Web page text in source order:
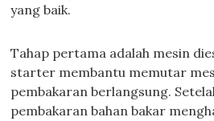
yang baik.
Tahap pertama adalah mesin
starter membantu memutar
pembakaran berlangsung.
pembakaran bahan bakar